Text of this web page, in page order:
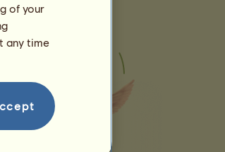
of your
any time